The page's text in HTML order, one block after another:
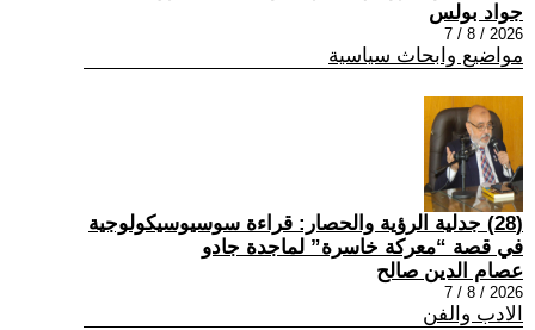
جواد بولس
2026 / 8 / 7
مواضيع وابحاث سياسية
(28) جدلية الرؤية والحصار: قراءة سوسيوسيكولوجية
في قصة “معركة خاسرة” لماجدة جادو
عصام الدين صالح
2026 / 8 / 7
الادب والفن